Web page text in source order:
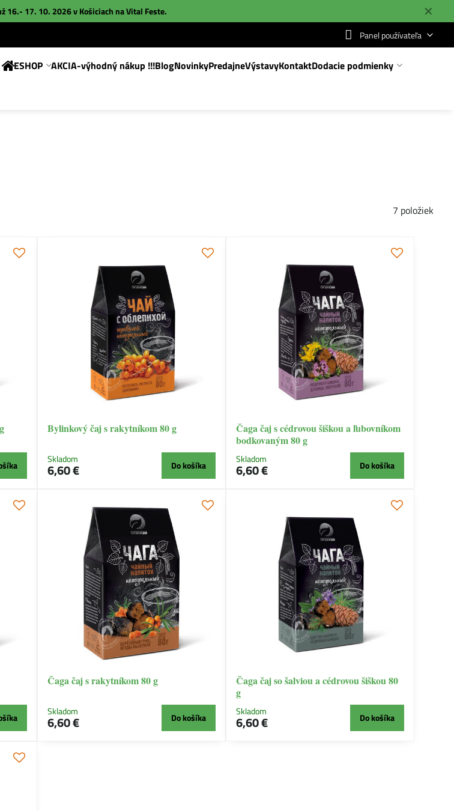
✕
16.- 17. 10. 2026 v Košiciach naVital Feste.
Panel používateľa
ESHOP AKCIA-výhodný nákup !!!BlogNovinkyPredajneVýstavyKontaktDodacie podmienky
7 položiek
Bylinkový čaj s rakytníkom 80 g
Skladom
6,60 € Do košíka
Čaga čaj s cédrovou šiškou a ľubovníkom
bodkovaným 80 g
Skladom
6,60 € Do košíka
Čaga čaj s rakytníkom 80 g
Skladom
6,60 € Do košíka
Čaga čaj so šalviou a cédrovou šiškou 80
g
Skladom
6,60 € Do košíka